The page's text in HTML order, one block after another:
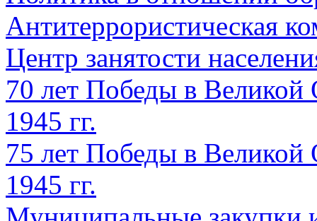
Антитеррористическая
Центр занятости
70 лет Победы в Великой
1945 гг.
75 лет Победы в Великой
1945 гг.